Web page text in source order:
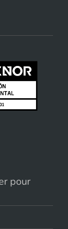
pour